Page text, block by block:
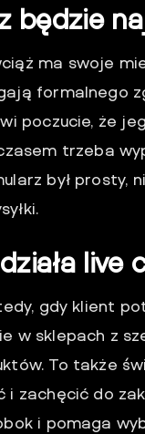
będzie
ma swoje
formalnego
poczucie, że
trzeba
był prosty,
live
gdy klient
w sklepach z
To także
i zachęcić do
i pomaga